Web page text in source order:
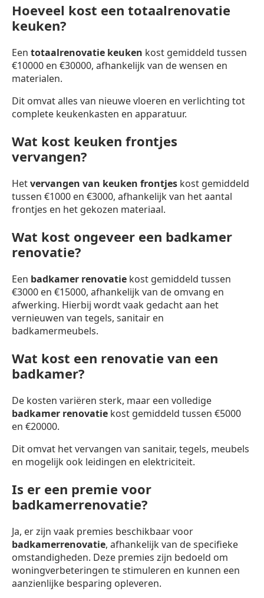
Hoeveel kost een totaalrenovatie
keuken?
Een totaalrenovatie keuken kost gemiddeld tussen
€10000 en €30000, afhankelijk van de wensen en
materialen.
Dit omvat alles van nieuwe vloeren en verlichting tot
complete keukenkasten en apparatuur.
Wat kost keuken frontjes
vervangen?
Hetvervangen van keuken frontjes kost gemiddeld
tussen €1000 en €3000, afhankelijk van het aantal
frontjes en het gekozen materiaal.
Wat kost ongeveer een badkamer
renovatie?
Een badkamer renovatie kost gemiddeld tussen
€3000 en €15000, afhankelijk van de omvang en
afwerking. Hierbij wordt vaak gedacht aan het
vernieuwen van tegels, sanitair en
badkamermeubels.
Wat kost een renovatie van een
badkamer?
De kosten variëren sterk, maar een volledige
badkamer renovatie kost gemiddeld tussen €5000
en €20000.
Dit omvat het vervangen van sanitair, tegels, meubels
en mogelijk ook leidingen en elektriciteit.
Is er een premie voor
badkamerrenovatie?
Ja, er zijn vaak premies beschikbaar voor
badkamerrenovatie, afhankelijk van de specifieke
omstandigheden. Deze premies zijn bedoeld om
woningverbeteringen te stimuleren en kunnen een
aanzienlijke besparing opleveren.